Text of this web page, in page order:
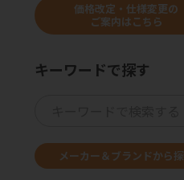
価格改定・仕様変更の
ご案内はこちら
キーワードで探す
メーカー＆ブランドから